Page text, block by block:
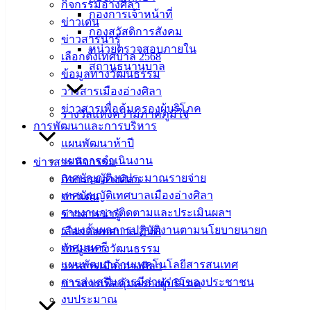
กิจกรรมอ่างศิลา
ข่าวเด่น
ข่าวสารน่ารู้
เลือกตั้งเทศบาล 2568
ข้อมูลทางวัฒนธรรม
วารสารเมืองอ่างศิลา
ข่าวสารเพื่อคุ้มครองผู้บริโภค
การพัฒนาและการบริหาร
แผนพัฒนาห้าปี
แผนการดำเนินงาน
เทศบัญญัติงบประมาณรายจ่าย
เทศบัญญัติเทศบาลเมืองอ่างศิลา
รายงานการติดตามและประเมินผลฯ
รายงานผลการปฏิบัติงานตามนโยบายนายก
เทศมนตรี
แผนพัฒนาด้านเทคโนโลยีสารสนเทศ
การส่งเสริมการมีส่วนร่วมของประชาชน
งบประมาณ
กองการเจ้าหน้าที่
กองสวัสดิการสังคม
หน่วยตรวจสอบภายใน
สถานธนานุบาล
รางวัลแห่งความภาคภูมิใจ
ข่าวสาร กิจกรรม
กิจกรรมอ่างศิลา
ข่าวเด่น
ข่าวสารน่ารู้
เลือกตั้งเทศบาล 2568
ข้อมูลทางวัฒนธรรม
วารสารเมืองอ่างศิลา
ข่าวสารเพื่อคุ้มครองผู้บริโภค